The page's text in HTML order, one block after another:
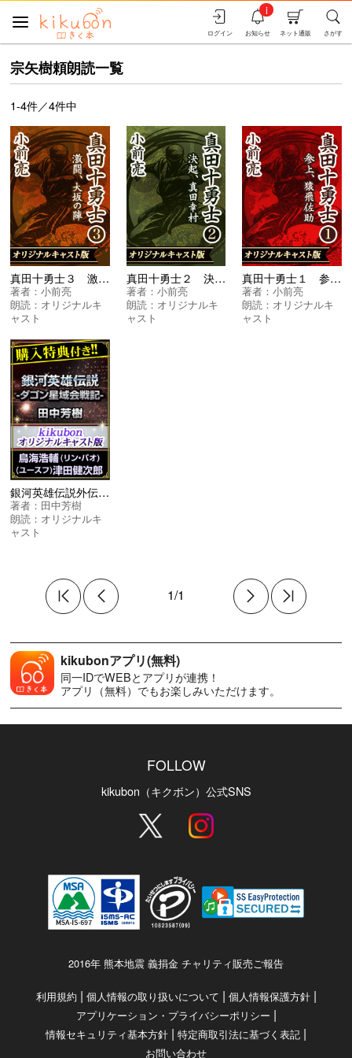
さがす
ネット通販
お知らせ
i
ログイン
宗矢樹頼朗読一覧
1-4件／4件中
真田十勇士３ 激闘、大坂の陣
著者：小前亮
朗読： オリジナルキ
ャスト
真田十勇士２ 決起、真田幸村
著者： 小前亮
朗読： オリジナルキ
ャスト
真田十勇士１ 参上、猿飛佐助
著者：小前亮
朗読： オリジナルキ
ャスト
銀河英雄伝説外伝 ダゴン星域会戦記 オリジナルキャスト版
著者： 田中芳樹
朗読： オリジナルキ
ャスト
1/1
kikubonアプリ(無料)
同一IDでWEBとアプリが連携！
アプリ（無料）でもお楽しみいただけます。
FOLLOW
kikubon（キクボン）公式SNS
2016年 熊本地震 義捐金 チャリティ販売ご報告
利用規約 | 個人情報の取り扱いについて | 個人情報保護方針|
アプリケーション・プライバシーポリシー |
情報セキュリティ基本方針 | 特定商取引法に基づく表記 |
お問い合わせ